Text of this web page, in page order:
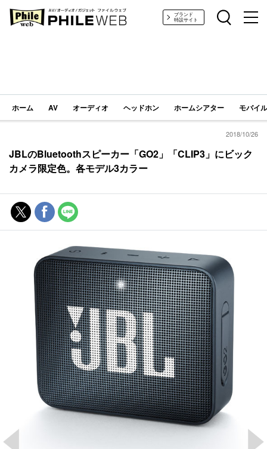
PHILE WEB｜AV/オーディオ/ガジェットブランド
特設サイト
ホーム AV オーディオ ヘッドホン ホームシアター モバイ
2018/10/26
JBLのBluetoothスピーカー「GO2」「CLIP3」にビック
カメラ限定色。各モデル3カラー